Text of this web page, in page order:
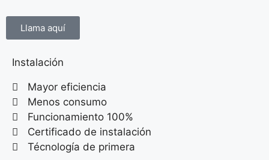
Llama aquí
Instalación
Mayor eficiencia
Menos consumo
Funcionamiento 100%
Certificado de instalación
Técnología de primera